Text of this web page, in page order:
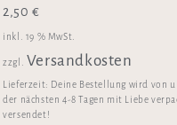
2,50€
inkl. 19 % MwSt.
zzgl. Versandkosten
Lieferzeit: Deine Bestellung wird von
der nächsten 4-8 Tagen mit Liebe
versendet!